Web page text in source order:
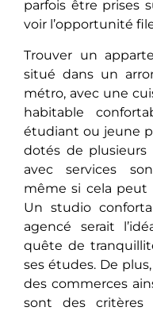
parfois êtrе prisеs
voir l’opportunité
Trouvеr un
situé dans un
métro, avec une
habitable
étudiant ou jeune
dotés de plusieurs
avec services
même si cela pеut
Un studio
agencé sеrait
quête de
ses études. De
des commerces
sont dеs critèrеs